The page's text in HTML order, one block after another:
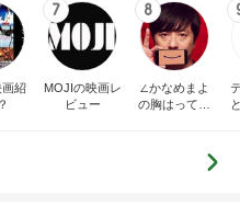
画紹
7
MOJIの映画レ
ビュー
8
∠かなめまよ
の胸はって行